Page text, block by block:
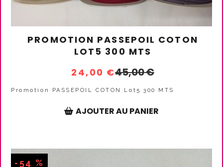
PROMOTION PASSEPOIL COTON
LOT5 300 MTS
24,00 €45,00€
Promotion PASSEPOIL COTON Lot5 300 MTS
AJOUTER AU PANIER
-54 %